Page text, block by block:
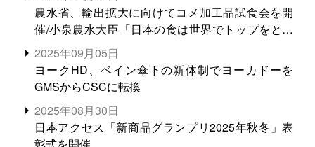
農水省、輸出拡大に向けてコメ加工品試食会を開
催/小泉農水大臣「日本の食は世界でトップをとれ
る。米増産に向けて、米輸出需要の拡大を」
2025年09月05日
ヨークHD、ベイン傘下の新体制でヨーカドーを
GMSからCSCに転換
2025年08月30日
日本アクセス「新商品グランプリ2025年秋冬」表